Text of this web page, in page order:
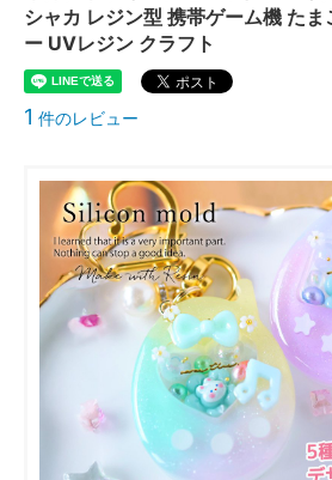
シャカ レジン型 携帯ゲーム機 た
ー UVレジン クラフト
1 件のレビュー